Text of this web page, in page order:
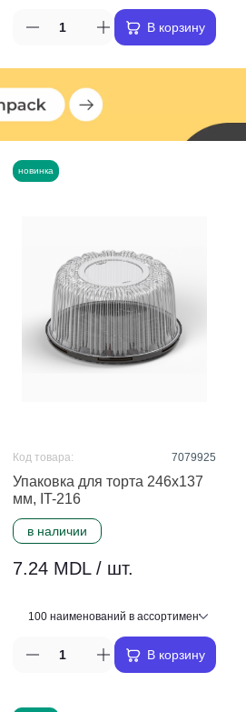
В корзину
новинка
в наличии
Упаковка для торта 246x137
мм, IT-216
Код товара: 7079925
7.24 MDL / шт.
В корзину